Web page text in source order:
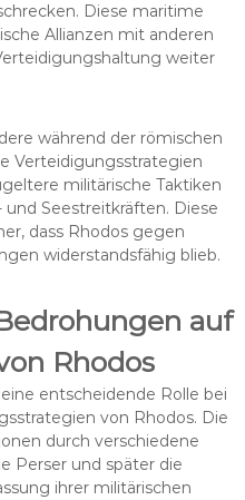
Diese maritime
Allianzen mit anderen
weiter
während der römischen
Verteidigungsstrategien
militärische Taktiken
Seestreitkräften. Diese
dass Rhodos gegen
widerstandsfähig blieb.
auf
Rhodos
entscheidende Rolle bei
von Rhodos. Die
durch verschiedene
Perser und später die
ihrer militärischen